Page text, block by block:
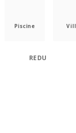
Piscine
REDU